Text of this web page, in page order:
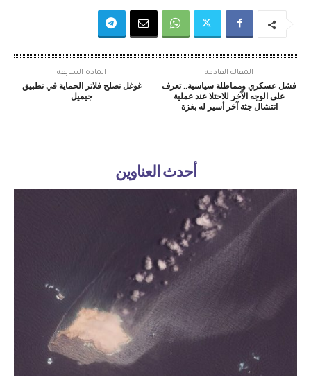
المادة السابقة
غوغل تصلح فلاتر الحماية في تطبيق
جيميل
المقالة القادمة
فشل عسكري ومماطلة سياسية.. تعرف
على الوجه الآخر للاحتلا عند عملية
انتشال جثة آخر أسير له بغزة
أحدث العناوين